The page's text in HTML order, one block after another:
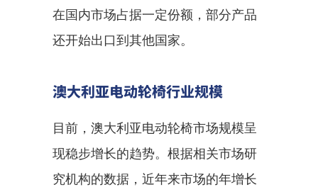
在国内市场占据一定份额，部分产品
还开始出口到其他国家。
澳大利亚电动轮椅行业规模
目前，澳大利亚电动轮椅市场规模呈
现稳步增长的趋势。根据相关市场研
究机构的数据，近年来市场的年增长